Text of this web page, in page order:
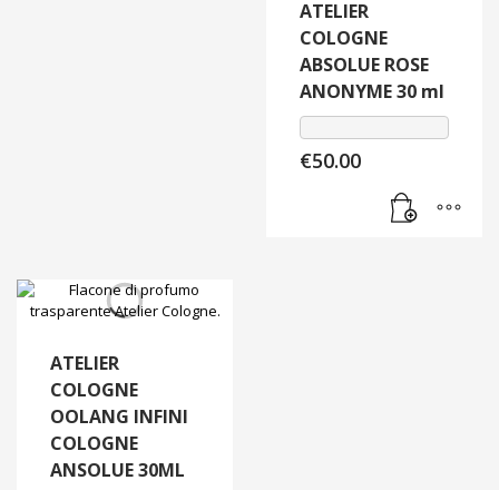
ATELIER
COLOGNE
ABSOLUE ROSE
ANONYME 30 ml
€50.00
ATELIER
COLOGNE
OOLANG INFINI
COLOGNE
ANSOLUE 30ML